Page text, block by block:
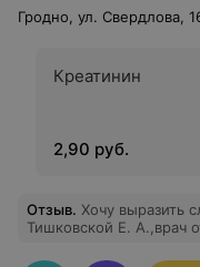
Гродно, ул. Свердлова,
Креатинин
2,90 руб.
Отзыв. Хочу выразить
Тишковской Е. А.,врач
благодарна. Очень